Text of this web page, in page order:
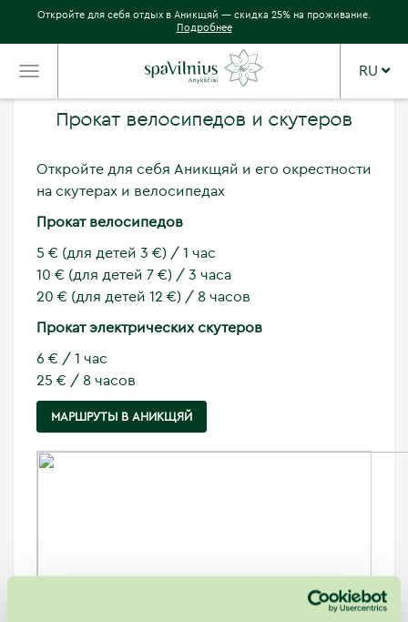
Откройте для себя отдых в Аникщяй — скидка 25% на проживание.
Подробнее
TOGGLE
NAVIGATION
RU
Прокат велосипедов и скутеров
Откройте для себя Аникщяй и его окрестности
на скутерах и велосипедах
Прокат велосипедов
5 € (для детей 3 €) / 1 час
10 € (для детей 7 €) / 3 часа
20 € (для детей 12 €) / 8 часов
Прокат электрических скутеров
6 € / 1 час
25 € / 8 часов
МАРШРУТЫ В АНИКЩЯЙ